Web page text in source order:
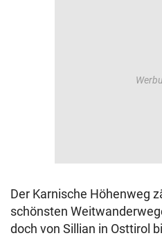
Der Karnische Höhenweg
schönsten
doch von Sillian in Osttirol